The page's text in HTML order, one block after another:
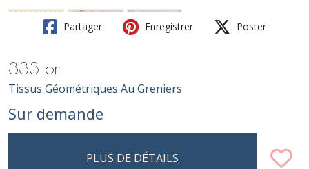
Partager Enregistrer Poster
333 or
Tissus Géométriques Au Greniers
Sur demande
PLUS DE DÉTAILS